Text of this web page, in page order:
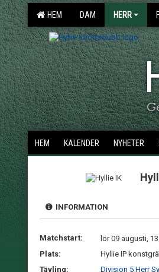
HEM DAM HERR
HEM KALENDER NYHETER
INFORMATION
Matchstart:
lör 09 augusti,
Plats:
Hyllie IP
Tävling:
Division 5 Herr